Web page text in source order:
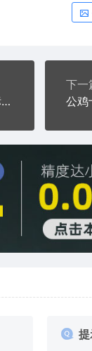
兔子中国传统剪影手机壳网络红图AI8.0格式激光打标文件通用矢量图
下一